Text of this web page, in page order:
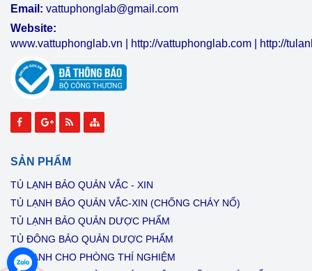
Email: vattuphonglab@gmail.com
Website:
www.vattuphonglab.vn
http://vattuphonglab.com http://
SẢN PHẨM
TỦ LẠNH BẢO QUẢN VẮC - XIN
TỦ LẠNH BẢO QUẢN VẮC-XIN (CHỐNG CHÁY NỔ)
TỦ LẠNH BẢO QUẢN DƯỢC PHẨM
TỦ ĐÔNG BẢO QUẢN DƯỢC PHẨM
TỦ LẠNH CHO PHÒNG THÍ NGHIỆM